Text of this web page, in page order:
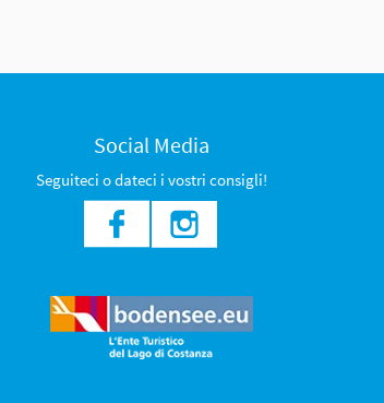
Social Media
Seguiteci o dateci i vostri consigli!